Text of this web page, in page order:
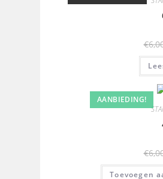
€
AANBIEDING!
€
Toevoegen